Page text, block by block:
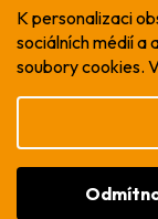
K personalizaci
sociálních médií a
soubory cookies.
Copyright